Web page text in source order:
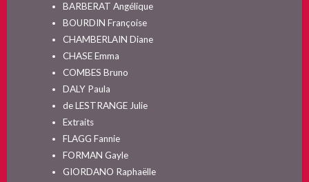
BARBERAT Angélique
BOURDIN Françoise
CHAMBERLAIN Diane
CHASE Emma
COMBES Bruno
DALY Paula
de LESTRANGE Julie
Extraits
FLAGG Fannie
FORMAN Gayle
GIORDANO Raphaëlle